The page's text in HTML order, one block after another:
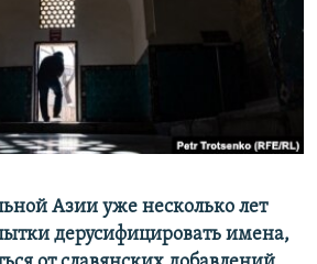
Азии уже несколько лет
дерусифицировать имена,